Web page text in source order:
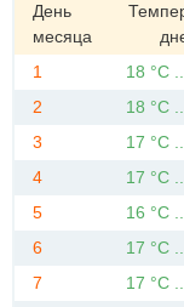
День
месяца
1 18 °C
2
18 °C
3
17 °C
4
17 °C
5
16 °C
6
17 °C
7
17 °C